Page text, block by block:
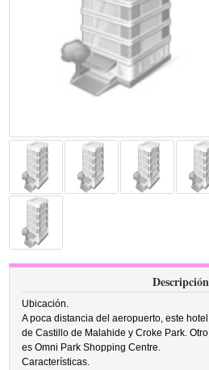
Descripción
Ubicación.
A poca distancia del aeropuerto, este
de Castillo de Malahide y Croke Park.
es Omni Park Shopping Centre.
Características.